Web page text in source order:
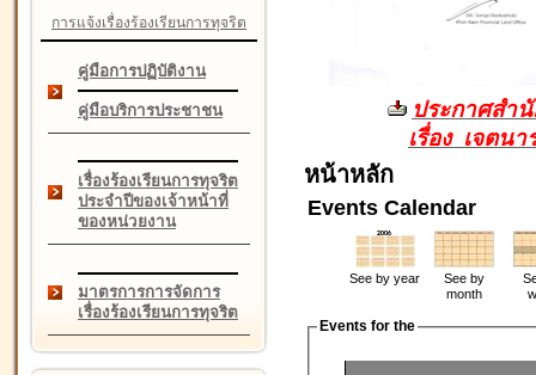
การแจ้งเรื่องร้องเรียนการทุจริต
คู่มือการปฏิบัติงาน
คู่มือบริการประชาชน
เรื่องร้องเรียนการทุจริต
ประจำปีของเจ้าหน้าที่
ของหน่วยงาน
มาตรการการจัดการ
เรื่องร้องเรียนการทุจริต
ประกาศสำ
เรื่อง เจตน
หน้าหลัก
Events Calendar
See by year
See by
month
Events for the